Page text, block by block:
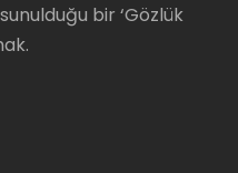
bir ‘Gözlük